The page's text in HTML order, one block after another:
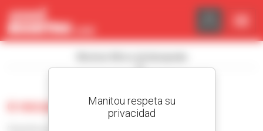
0 recuento excavadora
Panel de gestión de cookies
Manitou respeta su
privacidad